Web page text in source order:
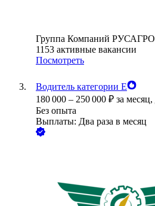
Группа Компаний РУСАГРО
1153 активные вакансии
Посмотреть
Водитель категории Е
180 000 – 250 000 ₽ за месяц,
Без опыта
Выплаты: Два раза в месяц